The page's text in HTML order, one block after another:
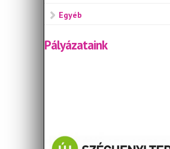
Egyéb
Pályázataink